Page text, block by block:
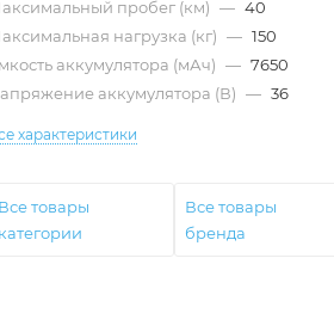
пробег (км) — 40
нагрузка (кг) — 150
аккумулятора (мАч) — 7650
аккумулятора (В) — 36
характеристики
Все товары
категории
Все товары
бренда